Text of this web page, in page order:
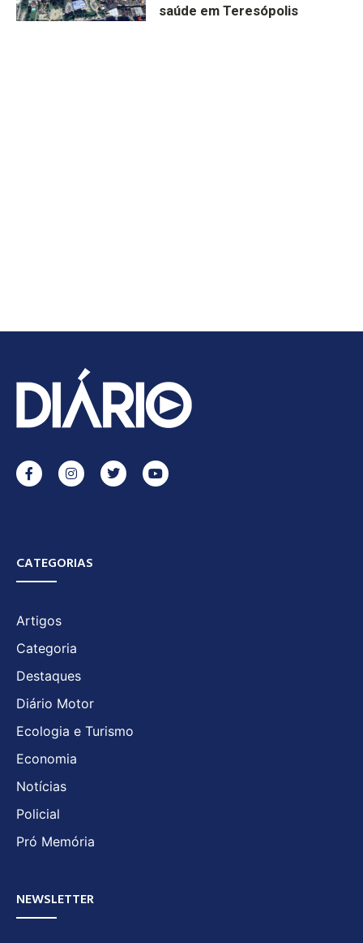
saúde em Teresópolis
CATEGORIAS
Artigos
Categoria
Destaques
Diário Motor
Ecologia e Turismo
Economia
Notícias
Policial
Pró Memória
NEWSLETTER